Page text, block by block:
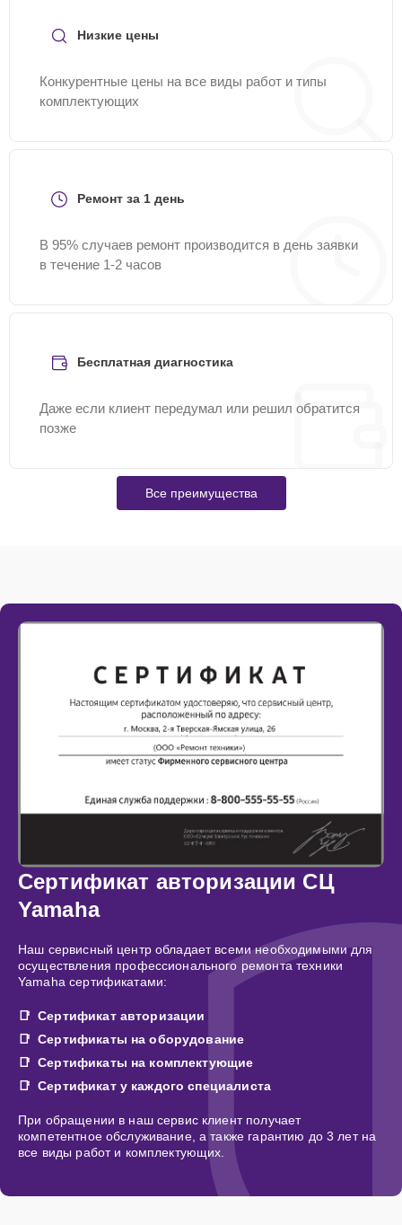
Низкие цены
Конкурентные цены на все виды работ и типы
комплектующих
Ремонт за 1 день
В 95% случаев ремонт производится в день заявки
в течение 1-2 часов
Бесплатная диагностика
Даже если клиент передумал или решил обратится
позже
Все преимущества
Сертификат авторизации СЦ
Yamaha
Наш сервисный центр обладает всеми необходимыми для
осуществления профессионального ремонта техники
Yamaha сертификатами:
Сертификат авторизации
Сертификаты на оборудование
Сертификаты на комплектующие
Сертификат у каждого специалиста
При обращении в наш сервис клиент получает
компетентное обслуживание, а также гарантию до 3 лет на
все виды работ и комплектующих.